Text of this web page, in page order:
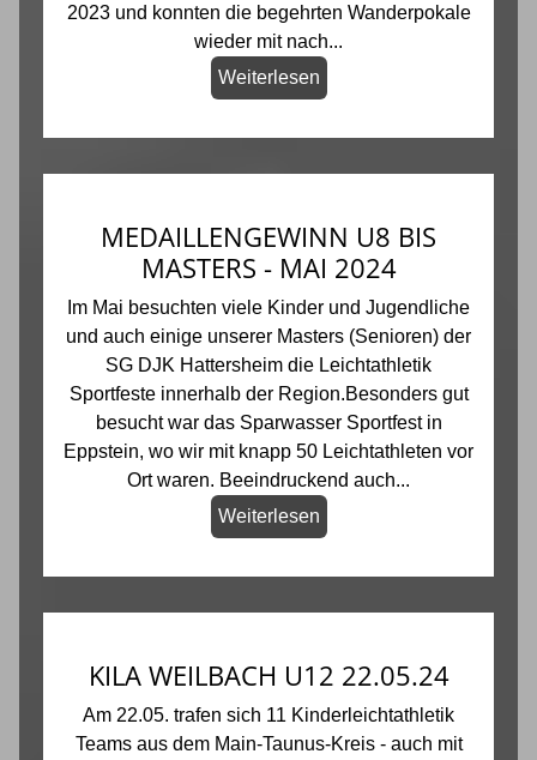
2023 und konnten die begehrten Wanderpokale
wieder mit nach...
Weiterlesen
MEDAILLENGEWINN U8 BIS
MASTERS - MAI 2024
Im Mai besuchten viele Kinder und Jugendliche
und auch einige unserer Masters (Senioren) der
SG DJK Hattersheim die Leichtathletik
Sportfeste innerhalb der Region.Besonders gut
besucht war das Sparwasser Sportfest in
Eppstein, wo wir mit knapp 50 Leichtathleten vor
Ort waren. Beeindruckend auch...
Weiterlesen
KILA WEILBACH U12 22.05.24
Am 22.05. trafen sich 11 Kinderleichtathletik
Teams aus dem Main-Taunus-Kreis - auch mit